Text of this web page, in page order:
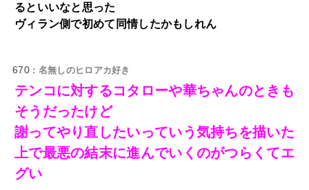
るといいなと思った
ヴィラン側で初めて同情したかもしれん
670 : 名無しのヒロアカ好き
テンコに対するコタローや華ちゃんのときも
そうだったけど
謝ってやり直したいっていう気持ちを描いた
上で最悪の結末に進んでいくのがつらくてエ
グい